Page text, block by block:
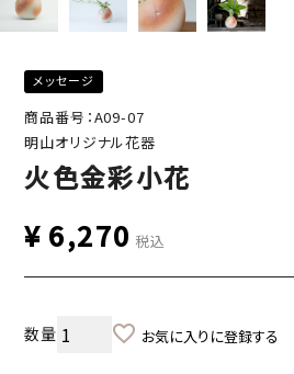
メッセージ
商品番号：A09-07
明山オリジナル花器
火色金彩小花
¥ 6,270 税込
お気に入りに登録する